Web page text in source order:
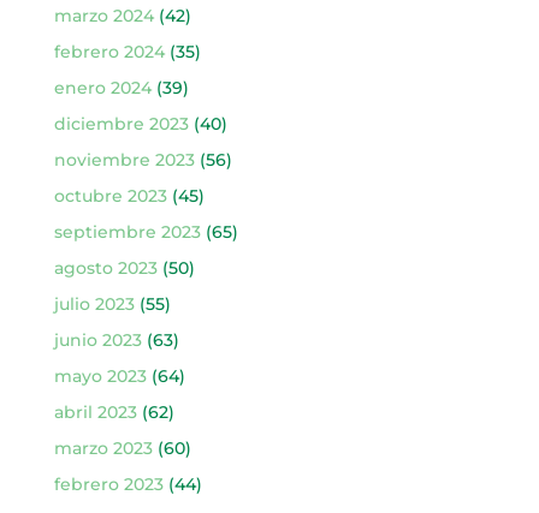
marzo 2024(42)
febrero 2024(35)
enero 2024(39)
diciembre 2023(40)
noviembre 2023(56)
octubre 2023(45)
septiembre 2023(65)
agosto 2023(50)
julio 2023(55)
junio 2023(63)
mayo 2023(64)
abril 2023(62)
marzo 2023(60)
febrero 2023(44)